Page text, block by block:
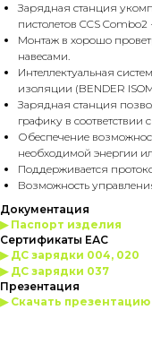
Зарядная станция
пистолетов CCS
Монтаж в хорошо
навесами.
Интеллектуальная
изоляции (BENDER
Зарядная станция
графику в соответствии
Обеспечение
необходимой энергии
Поддерживается
Возможность
Документация
▶ Паспорт изделия
Сертификаты ЕАС
▶ДС зарядки 004, 020
▶ДС зарядки 037
Презентация
▶Скачать презентацию